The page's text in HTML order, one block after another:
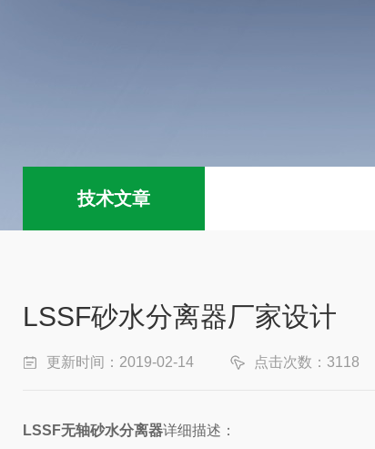
技术文章
LSSF砂水分离器厂家设计
更新时间：2019-02-14 点击次数：3118
LSSF无轴砂水分离器详细描述：